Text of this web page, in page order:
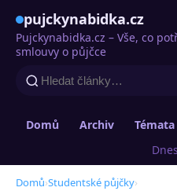
pujckynabidka.cz
Pujckynabidka.cz – Vše, co
smlouvy o půjčce
Domů Archiv Témata
Domů›Studentské půjčky›